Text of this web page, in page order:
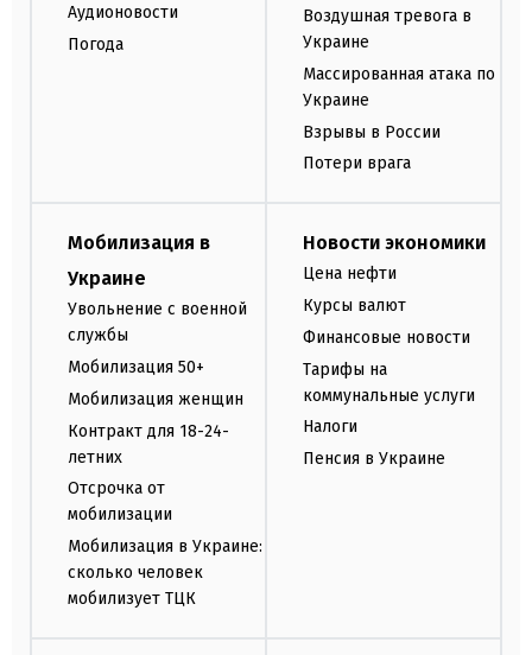
Аудионовости
Погода
Воздушная тревога в
Украине
Массированная атака по
Украине
Взрывы в России
Потери врага
Мобилизация в
Украине
Увольнение с военной
службы
Мобилизация 50+
Мобилизация женщин
Контракт для 18-24-
летних
Отсрочка от
мобилизации
Мобилизация в Украине:
сколько человек
мобилизует ТЦК
Новости экономики
Цена нефти
Курсы валют
Финансовые новости
Тарифы на
коммунальные услуги
Налоги
Пенсия в Украине